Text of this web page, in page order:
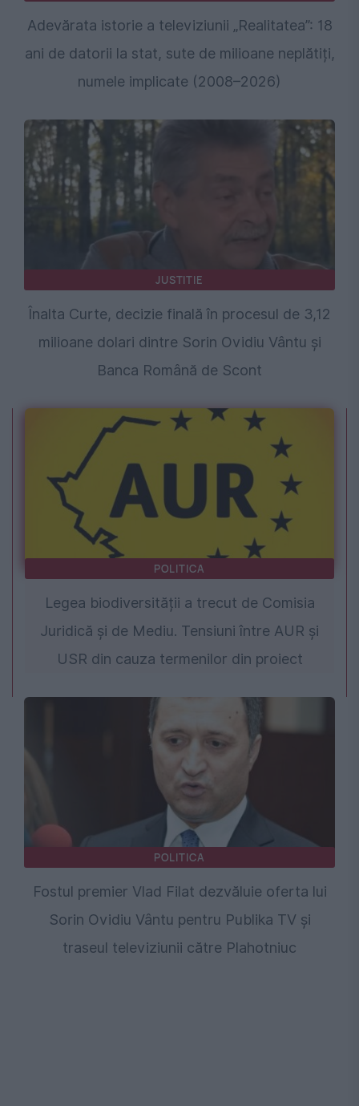
Adevărata istorie a televiziunii „Realitatea”: 18
ani de datorii la stat, sute de milioane neplătiți,
numele implicate (2008–2026)
JUSTITIE
Înalta Curte, decizie finală în procesul de 3,12
milioane dolari dintre Sorin Ovidiu Vântu și
Banca Română de Scont
POLITICA
Legea biodiversității a trecut de Comisia
Juridică și de Mediu. Tensiuni între AUR și
USR din cauza termenilor din proiect
POLITICA
Fostul premier Vlad Filat dezvăluie oferta lui
Sorin Ovidiu Vântu pentru Publika TV și
traseul televiziunii către Plahotniuc